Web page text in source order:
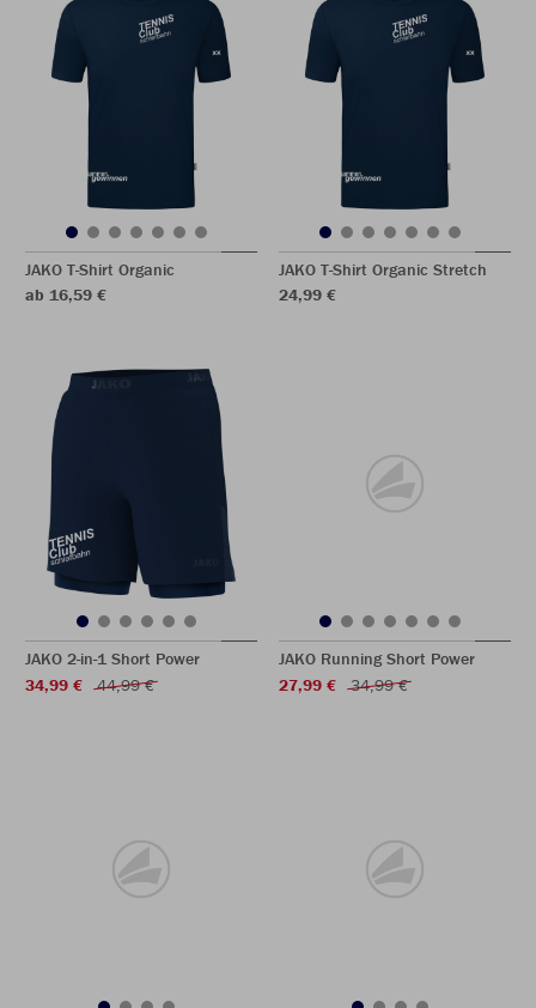
JAKO T-Shirt Organic
ab 16,59 €
JAKO T-Shirt Organic Stretch
24,99 €
JAKO 2-in-1 Short Power
34,99 €
44,99 €
JAKO Running Short Power
27,99 €
34,99 €